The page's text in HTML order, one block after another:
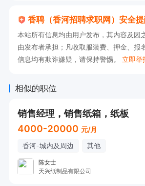
香聘（香河招聘求职网）安全
本站所有信息均由用户发布，其内容及因
由发布者承担；凡收取服装费、押金、报
信息均有欺诈嫌疑，请保持警惕。 立即举
相似的职位
销售经理，销售纸箱，纸板
4000-20000 元/月
香河-城内及周边 其他
陈女士
天兴纸制品有限公司